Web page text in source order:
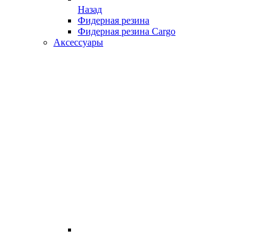
Назад
Фидерная резина
Фидерная резина Cargo
Аксессуары